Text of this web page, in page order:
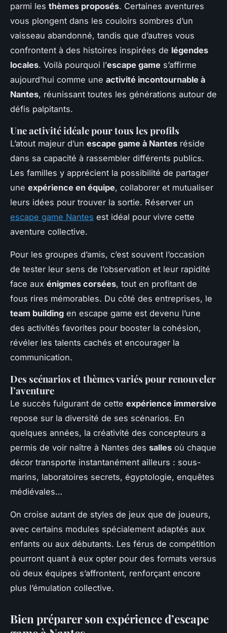
parmi les thèmes proposés. Certaines aventures
vous plongent dans les couloirs sombres d’un
vaisseau abandonné, tandis que d’autres vous
confrontent à des histoires inspirées de légendes
locales. Voilà pourquoi l’escape game s’affirme
aujourd’hui comme une activité incontournable à
Nantes, réunissant toutes les générations autour de
défis palpitants.
Une activité idéale pour tous les profils
L’atout majeur d’un escape game à Nantes réside
dans sa capacité à rassembler différents publics.
Les familles y apprécient la possibilité de partager
une expérience en équipe, collaborer et mutualiser
leurs idées pour trouver la sortie. Réserver un
escape game Nantes est idéal pour vivre cette
aventure collective.
Pour les groupes d’amis, c’est souvent l’occasion
de tester leur sens de l’observation et leur rapidité
face aux énigmes corsées, tout en profitant de
fous rires mémorables. Du côté des entreprises, le
team building en escape game est devenu l’une
des activités favorites pour booster la cohésion,
révéler les talents cachés et encourager la
communication.
Des scénarios et thèmes variés pour renouveler
l’aventure
Le succès fulgurant de cette expérience immersive
repose sur la diversité de ses scénarios. En
quelques années, la créativité des concepteurs a
permis de voir naître à Nantes des salles où chaque
décor transporte instantanément ailleurs : sous-
marins, laboratoires secrets, égyptologie, enquêtes
médiévales…
On croise autant de styles de jeux que de joueurs,
avec certains modules spécialement adaptés aux
enfants ou aux débutants. Les férus de compétition
pourront quant à eux opter pour des formats versus
où deux équipes s’affrontent, renforçant encore
plus l’émulation collective.
Bien préparer son expérience d’escape